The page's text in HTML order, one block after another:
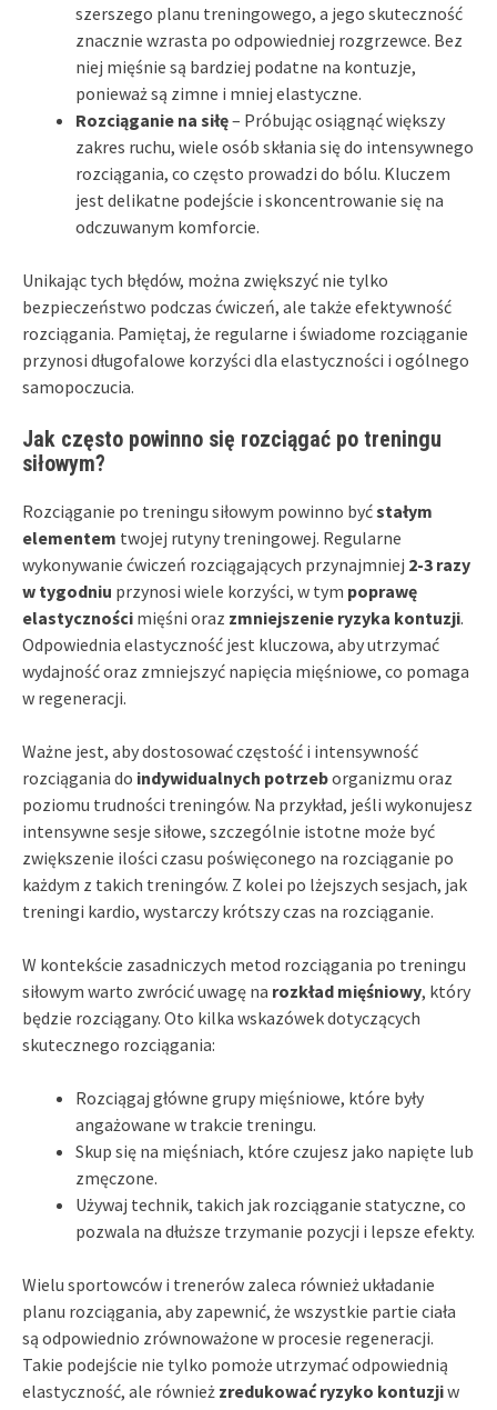
szerszego planu treningowego, a jego skuteczność
znacznie wzrasta po odpowiedniej rozgrzewce. Bez
niej mięśnie są bardziej podatne na kontuzje,
ponieważ są zimne i mniej elastyczne.
Rozciąganie na siłę– Próbując osiągnąć większy
zakres ruchu, wiele osób skłania się do intensywnego
rozciągania, co często prowadzi do bólu. Kluczem
jest delikatne podejście i skoncentrowanie się na
odczuwanym komforcie.
Unikając tych błędów, można zwiększyć nie tylko
bezpieczeństwo podczas ćwiczeń, ale także efektywność
rozciągania. Pamiętaj, że regularne i świadome rozciąganie
przynosi długofalowe korzyści dla elastyczności i ogólnego
samopoczucia.
Jak często powinno się rozciągać po treningu
siłowym?
Rozciąganie po treningu siłowym powinno byćstałym
elementem twojej rutyny treningowej. Regularne
wykonywanie ćwiczeń rozciągających przynajmniej 2-3 razy
w tygodniu przynosi wiele korzyści, w tym poprawę
elastyczności mięśni oraz zmniejszenie ryzyka kontuzji.
Odpowiednia elastyczność jest kluczowa, aby utrzymać
wydajność oraz zmniejszyć napięcia mięśniowe, co pomaga
w regeneracji.
Ważne jest, aby dostosować częstość i intensywność
rozciągania do indywidualnych potrzeborganizmu oraz
poziomu trudności treningów. Na przykład, jeśli wykonujesz
intensywne sesje siłowe, szczególnie istotne może być
zwiększenie ilości czasu poświęconego na rozciąganie po
każdym z takich treningów. Z kolei po lżejszych sesjach, jak
treningi kardio, wystarczy krótszy czas na rozciąganie.
W kontekście zasadniczych metod rozciągania po treningu
siłowym warto zwrócić uwagę na rozkład mięśniowy, który
będzie rozciągany. Oto kilka wskazówek dotyczących
skutecznego rozciągania:
Rozciągaj główne grupy mięśniowe, które były
angażowane w trakcie treningu.
Skup się na mięśniach, które czujesz jako napięte lub
zmęczone.
Używaj technik, takich jak rozciąganie statyczne, co
pozwala na dłuższe trzymanie pozycji i lepsze efekty.
Wielu sportowców i trenerów zaleca również układanie
planu rozciągania, aby zapewnić, że wszystkie partie ciała
są odpowiednio zrównoważone w procesie regeneracji.
Takie podejście nie tylko pomoże utrzymać odpowiednią
elastyczność, ale również zredukować ryzyko kontuzjiw